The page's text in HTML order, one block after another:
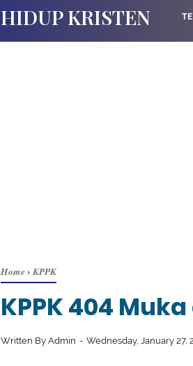
HIDUP KRISTEN
Home› KPPK
KPPK 404
Written By Admin Wednesday, January 27,